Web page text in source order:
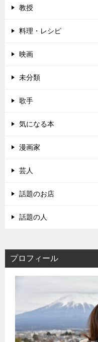
教授
料理・レシピ
映画
未分類
歌手
気になる本
漫画家
芸人
話題のお店
話題の人
プロフィール